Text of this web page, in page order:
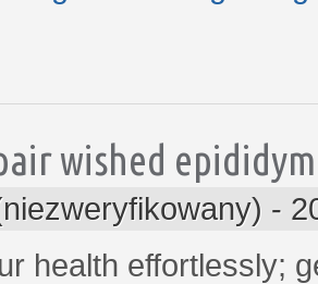
wished
-
health effortlessly;